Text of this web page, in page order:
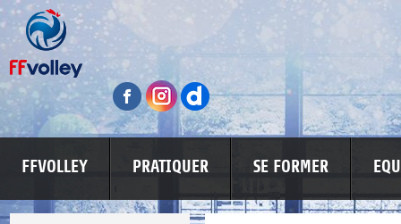
FFVOLLEY PRATIQUER SE FORMER